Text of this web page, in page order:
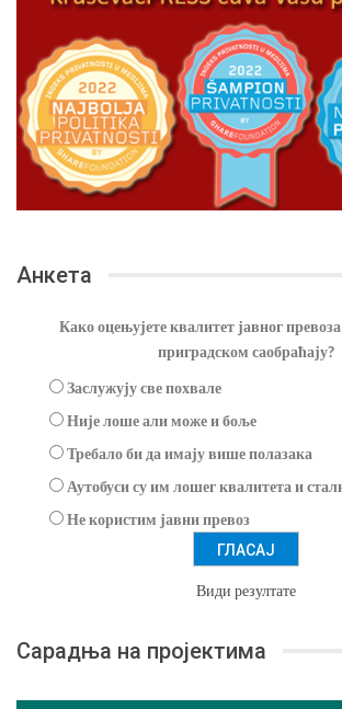
Анкета
Како оцењујете квалитет јавног
приградском саобраћају?
Заслужују све похвале
Није лоше али може и боље
Требало би да имају више полазака
Аутобуси су им лошег квалитета и
Не користим јавни превоз
Види резултате
Сарадња на пројектима